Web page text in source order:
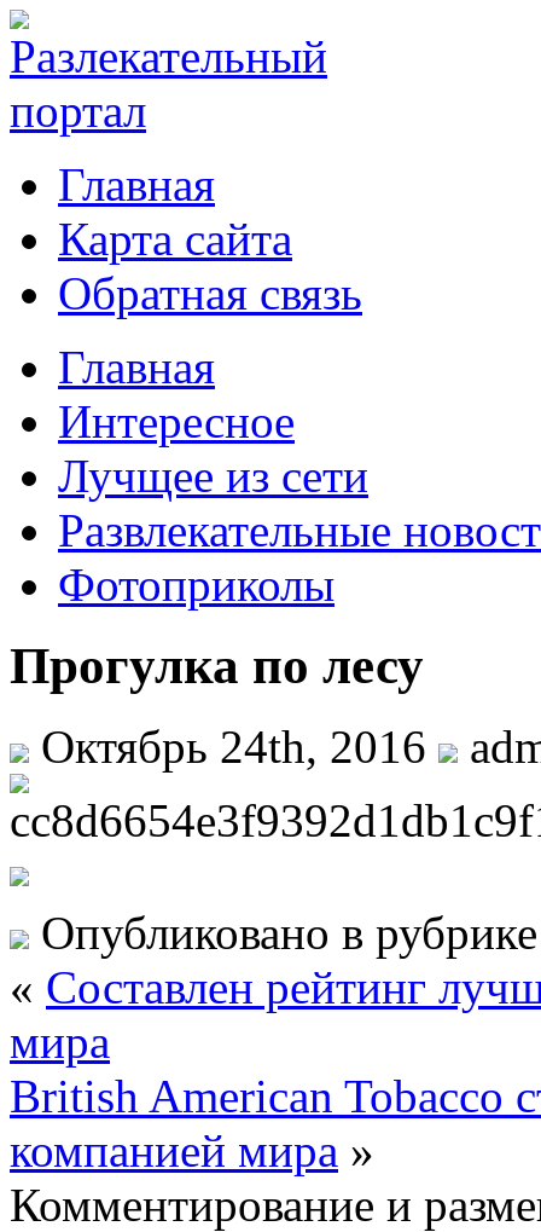
Главная
Карта сайта
Обратная связь
Главная
Интересное
Лучщее из сети
Развлекательные
Фотоприколы
Прогулка по лесу
Октябрь 24th, 2016
Опубликовано в
« Составлен рейтинг
мира
British American Tobacco
компанией мира »
Комментирование и